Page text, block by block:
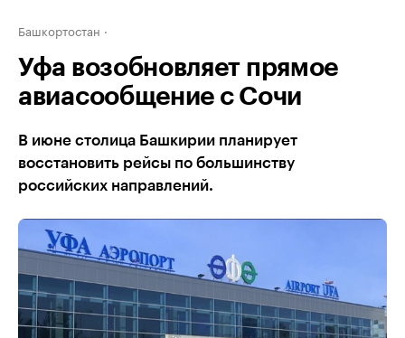
Башкортостан
Уфа возобновляет прямое
авиасообщение с Сочи
В июне столица Башкирии планирует
восстановить рейсы по большинству
российских направлений.